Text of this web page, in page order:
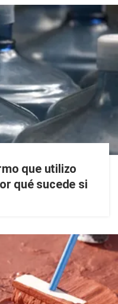
que utilizo
qué sucede si